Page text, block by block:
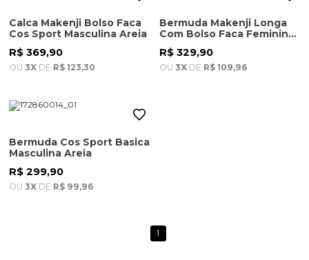
Calca Makenji Bolso Faca
Cos Sport Masculina Areia
R$ 369,90
OU 3X DE R$ 123,30
Bermuda Makenji Longa
Com Bolso Faca Feminina
Areia
R$ 329,90
OU 3X DE R$ 109,96
Bermuda Cos Sport Basica
Masculina Areia
R$ 299,90
OU 3X DE R$ 99,96
1